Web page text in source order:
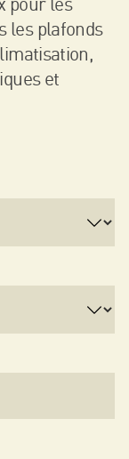
les plafonds
et